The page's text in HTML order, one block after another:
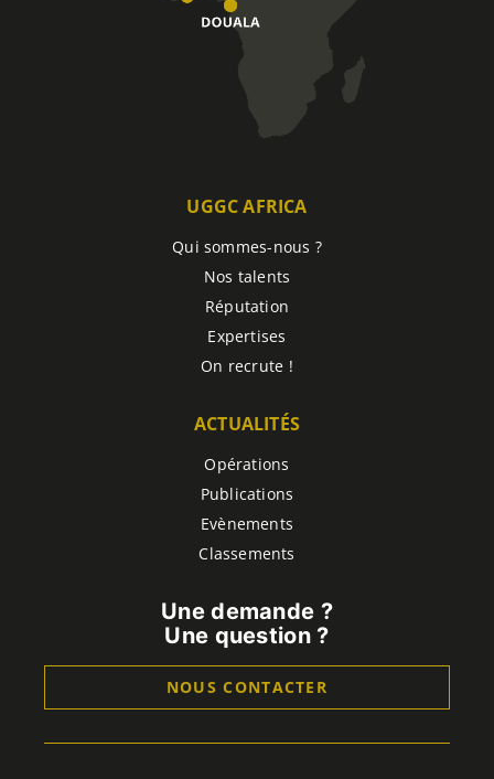
UGGC AFRICA
Qui sommes-nous ?
Nos talents
Réputation
Expertises
On recrute !
ACTUALITÉS
Opérations
Publications
Evènements
Classements
Une demande ?
Une question ?
NOUS CONTACTER